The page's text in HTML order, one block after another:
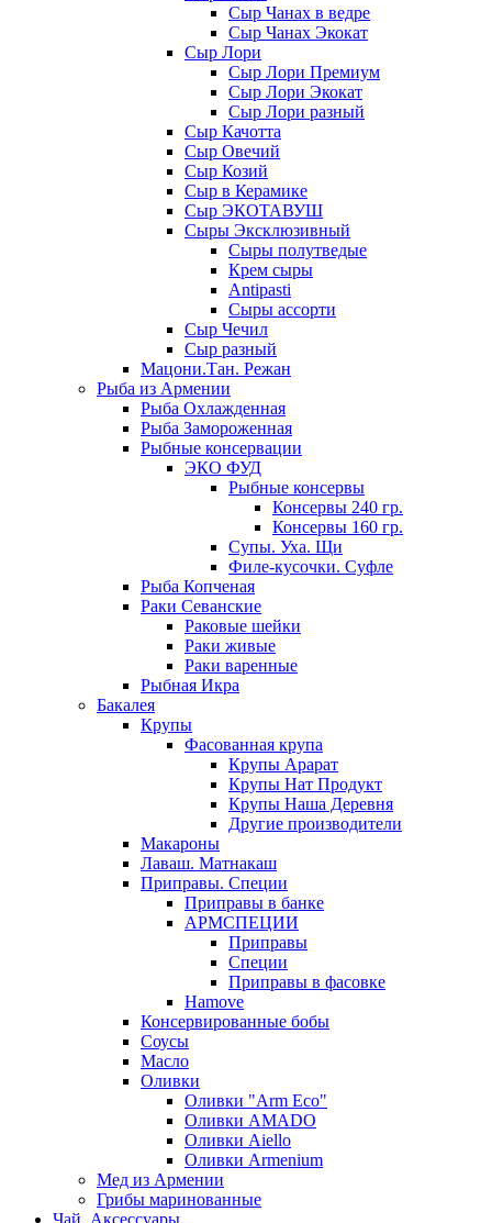
Сыр Чанах в ведре
Сыр Чанах Экокат
Сыр Лори
Сыр Лори Премиум
Сыр Лори Экокат
Сыр Лори разный
Сыр Качотта
Сыр Овечий
Сыр Козий
Сыр в Керамике
Сыр ЭКОТАВУШ
Сыры Эксклюзивный
Сыры полутведые
Крем сыры
Antipasti
Сыры ассорти
Сыр Чечил
Сыр разный
Мацони.Тан. Режан
Рыба из Армении
Рыба Охлажденная
Рыба Замороженная
Рыбные консервации
ЭКО ФУД
Рыбные консервы
Консервы 240 гр.
Консервы 160 гр.
Супы. Уха. Щи
Филе-кусочки. Суфле
Рыба Копченая
Раки Севанские
Раковые шейки
Раки живые
Раки варенные
Рыбная Икра
Бакалея
Крупы
Фасованная крупа
Крупы Арарат
Крупы Нат Продукт
Крупы Наша Деревня
Другие производители
Макароны
Лаваш. Матнакаш
Приправы. Специи
Приправы в банке
АРМСПЕЦИИ
Приправы
Специи
Приправы в фасовке
Hamove
Консервированные бобы
Соусы
Масло
Оливки
Оливки "Arm Eco"
Оливки AMADO
Оливки Aiello
Оливки Armenium
Мед из Армении
Грибы маринованные
Чай. Аксессуары